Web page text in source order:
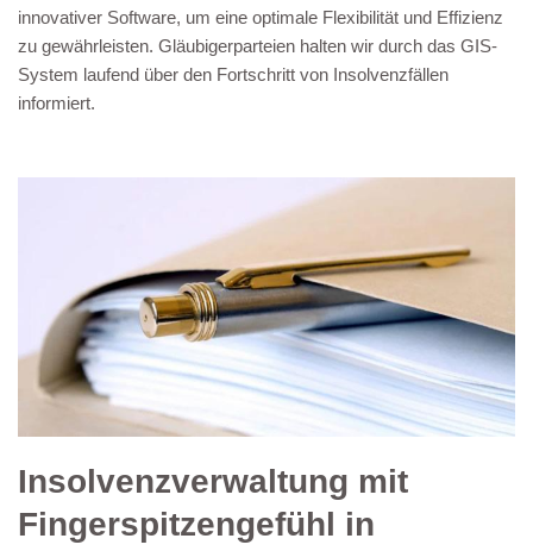
innovativer Software, um eine optimale Flexibilität und Effizienz
zu gewährleisten. Gläubigerparteien halten wir durch das GIS-
System laufend über den Fortschritt von Insolvenzfällen
informiert.
Insolvenzverwaltung mit
Fingerspitzengefühl in